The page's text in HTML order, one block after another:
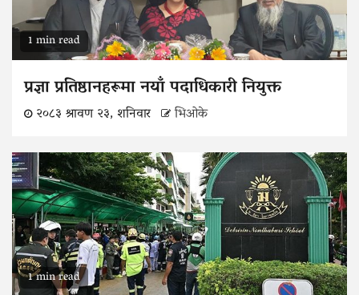
1 min read
प्रज्ञा प्रतिष्ठानहरूमा नयाँ पदाधिकारी नियुक्त
२०८३ श्रावण २३, शनिवार भिओके
1 min read